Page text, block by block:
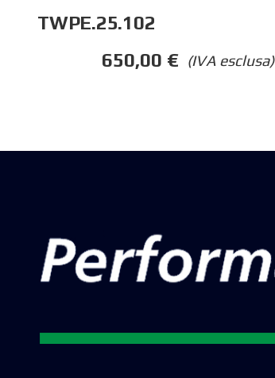
TWPE.25.102
(IVA esclusa)
650,00 €